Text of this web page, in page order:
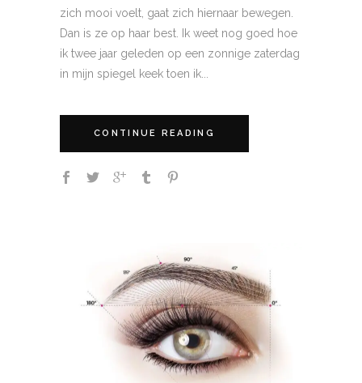
zich mooi voelt, gaat zich hiernaar bewegen.
Dan is ze op haar best. Ik weet nog goed hoe
ik twee jaar geleden op een zonnige zaterdag
in mijn spiegel keek toen ik...
CONTINUE READING